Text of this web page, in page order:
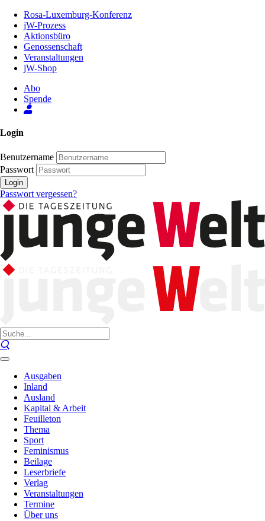
Inhalt
Seite
Rosa-Luxemburg-Konferenz
jW-Prozess
Aktionsbüro
Genossenschaft
Veranstaltungen
jW-Shop
Abo
Spende
Login
Benutzername
Passwort
Login
Passwort vergessen?
Ausgaben
Inland
Ausland
Kapital & Arbeit
Feuilleton
Thema
Sport
Feminismus
Beilage
Leserbriefe
Verlag
Veranstaltungen
Termine
Über uns